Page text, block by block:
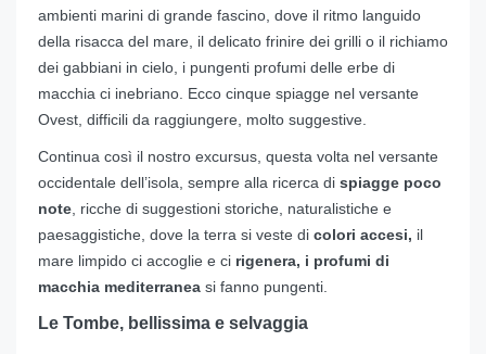
ambienti marini di grande fascino, dove il ritmo languido
della risacca del mare, il delicato frinire dei grilli o il richiamo
dei gabbiani in cielo, i pungenti profumi delle erbe di
macchia ci inebriano. Ecco cinque spiagge nel versante
Ovest, difficili da raggiungere, molto suggestive.
Continua così il nostro excursus, questa volta nel versante
occidentale dell’isola, sempre alla ricerca di spiagge poco
note , ricche di suggestioni storiche, naturalistiche e
paesaggistiche, dove la terra si veste di colori accesi, il
mare limpido ci accoglie e ci rigenera, i profumi di
macchia mediterranea si fanno pungenti.
Le Tombe, bellissima e selvaggia